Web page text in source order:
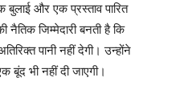
और एक प्रस्ताव पारित
नैतिक जिम्मेदारी बनती है कि
पानी नहीं देगी। उन्होंने
बूंद भी नहीं दी जाएगी।